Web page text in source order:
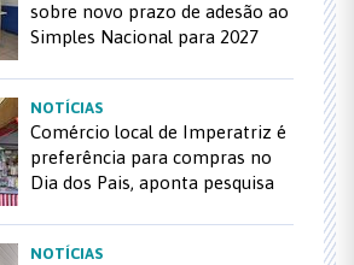
sobre novo prazo de adesão ao
Simples Nacional para 2027
NOTÍCIAS
Comércio local de Imperatriz é
preferência para compras no
Dia dos Pais, aponta pesquisa
NOTÍCIAS